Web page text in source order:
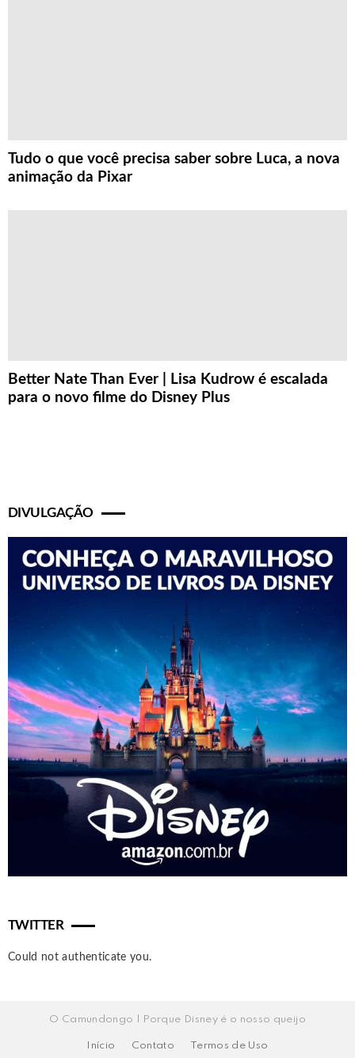
Tudo o que você precisa saber sobre Luca, a nova
animação da Pixar
Better Nate Than Ever | Lisa Kudrow é escalada
para o novo filme do Disney Plus
DIVULGAÇÃO
TWITTER
Could not authenticate you.
O Camundongo | Porque Disney é o nosso queijo
Início Contato Termos de Uso